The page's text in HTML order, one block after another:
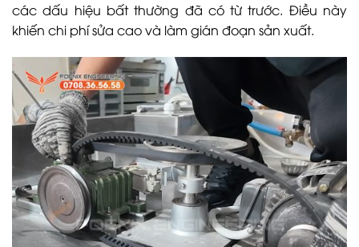
các dấu hiệu bất thường đã có từ trước. Điều này
khiến chi phí sửa cao và làm gián đoạn sản xuất.